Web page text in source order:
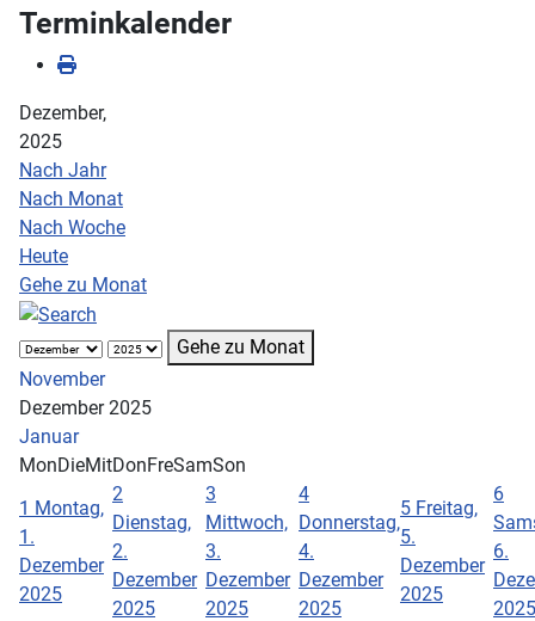
Terminkalender
Dezember,
2025
Nach Jahr
Nach Monat
Nach Woche
Heute
Gehe zu Monat
Gehe zu Monat
November
Dezember 2025
Januar
MonDieMitDonFreSamSon
1 Montag,
1.
Dezember
2025
2
Dienstag,
2.
Dezember
2025
3
Mittwoch,
3.
Dezember
2025
4
Donnerstag,
4.
Dezember
2025
5 Freitag,
5.
Dezember
2025
6
6.
2025